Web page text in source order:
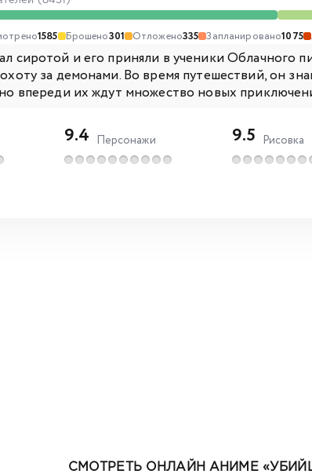
1585 Брошено301 Отложено335 Запланировано1075
сиротой и его приняли в ученики Облачного
за демонами. Во время путешествий, он
впереди их ждут множество новых
9.4 Персонажи 9.5 Рисовка
СМОТРЕТЬ ОНЛАЙН АНИМЕ